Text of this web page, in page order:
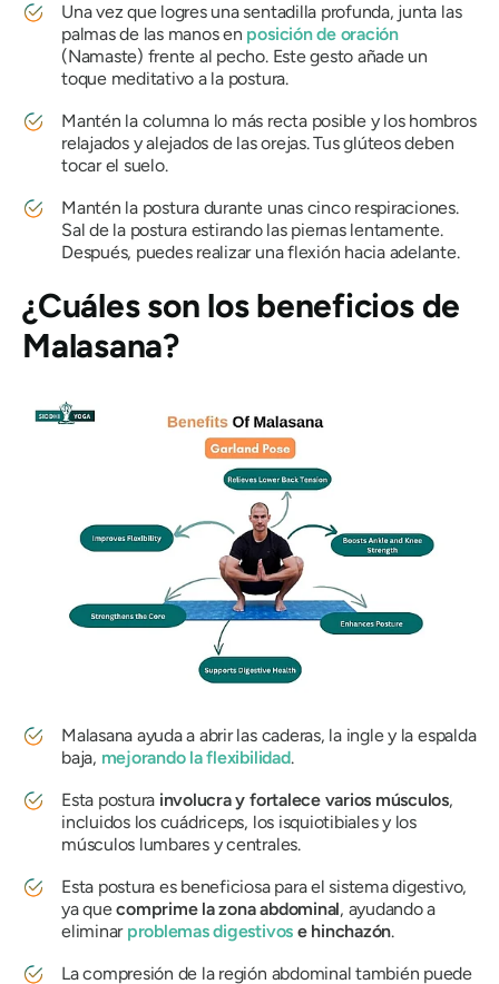
Una vez que logres una sentadilla profunda, junta las
palmas de las manos en posición de oración
(Namaste) frente al pecho. Este gesto añade un
toque meditativo a la postura.
Mantén la columna lo más recta posible y los hombros
relajados y alejados de las orejas. Tus glúteos deben
tocar el suelo.
Mantén la postura durante unas cinco respiraciones.
Sal de la postura estirando las piernas lentamente.
Después, puedes realizar una flexión hacia adelante.
¿Cuáles son los beneficios de
Malasana?
Malasana ayuda a abrir las caderas, la ingle y la espalda
baja, mejorando la flexibilidad.
Esta postura involucra y fortalece varios músculos,
incluidos los cuádriceps, los isquiotibiales y los
músculos lumbares y centrales.
Esta postura es beneficiosa para el sistema digestivo,
ya quecomprime la zona abdominal, ayudando a
eliminar problemas digestivos e hinchazón.
La compresión de la región abdominal también puede